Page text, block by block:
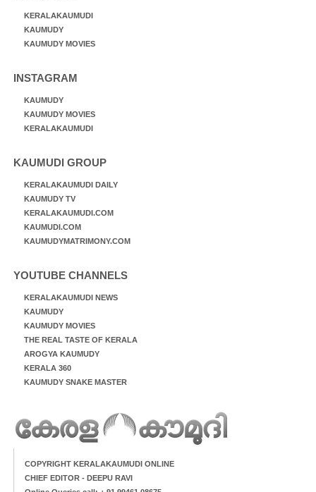
KERALAKAUMUDI
KAUMUDY
KAUMUDY MOVIES
INSTAGRAM
KAUMUDY
KAUMUDY MOVIES
KERALAKAUMUDI
KAUMUDI GROUP
KERALAKAUMUDI DAILY
KAUMUDY TV
KERALAKAUMUDI.COM
KAUMUDI.COM
KAUMUDYMATRIMONY.COM
YOUTUBE CHANNELS
KERALAKAUMUDI NEWS
KAUMUDY
KAUMUDY MOVIES
THE REAL TASTE OF KERALA
AROGYA KAUMUDY
KERALA 360
KAUMUDY SNAKE MASTER
COPYRIGHT KERALAKAUMUDI ONLINE
CHIEF EDITOR - DEEPU RAVI